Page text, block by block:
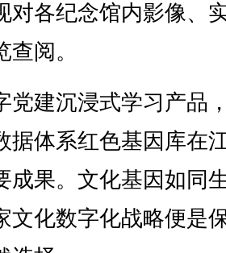
对各纪念馆内影像、
阅。
建沉浸式学习产品
据体系红色基因库在
成果。文化基因如同
文化数字化战略便是